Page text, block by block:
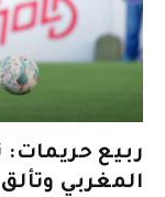
ربيع حريمات:
المغربي